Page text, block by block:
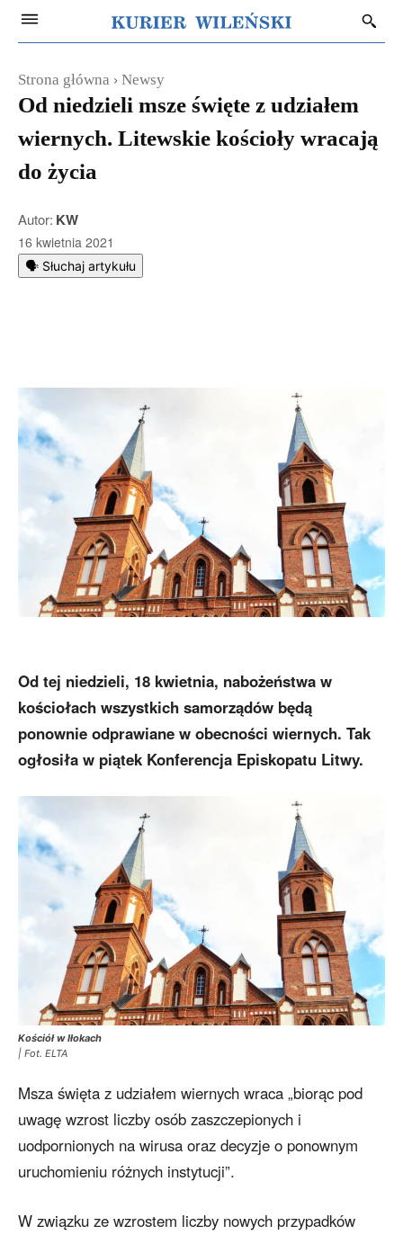
Strona główna Newsy
Od niedzieli msze święte z udziałem
wiernych. Litewskie kościoły wracają
do życia
Autor: KW
16 kwietnia 2021
🗣️ Słuchaj artykułu
Od tej niedzieli, 18 kwietnia, nabożeństwa w
kościołach wszystkich samorządów będą
ponownie odprawiane w obecności wiernych. Tak
ogłosiła w piątek Konferencja Episkopatu Litwy.
Kościół w Iłokach
| Fot. ELTA
Msza święta z udziałem wiernych wraca „biorąc pod
uwagę wzrost liczby osób zaszczepionych i
uodpornionych na wirusa oraz decyzje o ponownym
uruchomieniu różnych instytucji”.
W związku ze wzrostem liczby nowych przypadków